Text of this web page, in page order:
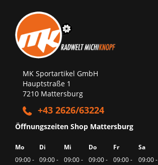
MK Sportartikel GmbH
Hauptstraße 1
7210 Mattersburg
+43 2626/63224
Öffnungszeiten Shop Mattersburg
Mo Di Mi Do Fr
Sa
09:00 - 09:00 -
09:00 -
09:00 -
09:00 -
09:00 -